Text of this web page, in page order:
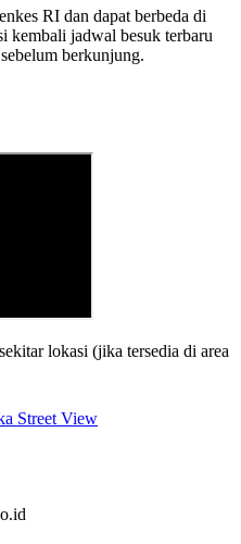
RI dan dapat berbeda di
kembali jadwal besuk terbaru
sebelum berkunjung.
lokasi (jika tersedia di area
Street View